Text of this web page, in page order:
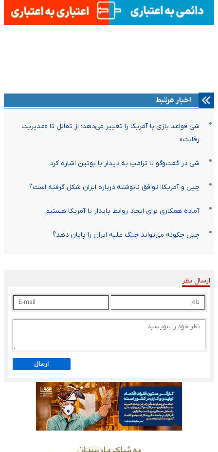
اخبار مرتبط
شی قواعد بازی با آمریکا را تغییر می‌دهد؛ از تقابل تا «مدیریت
رقابت»
شی در گفت‌وگو با ترامپ به دیدار با پوتین اشاره کرد
چین و آمریکا؛ توافق نانوشته درباره ایران شکل گرفته است؟
آماده همکاری برای ایجاد روابط پایدار با آمریکا هستیم
چین چگونه می‌تواند جنگ علیه ایران را پایان دهد؟
ارسال نظر
ارسال